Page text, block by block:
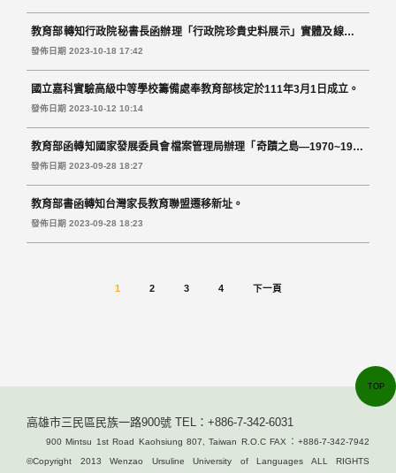
教育部轉知行政院秘書長函辦理「行政院珍貴史料展示」實體及線上檔
案展。
發佈日期 2023-10-18 17:42
國立嘉科實驗高級中等學校籌備處奉教育部核定於111年3月1日成立。
發佈日期 2023-10-12 10:14
教育部函轉知國家發展委員會檔案管理局辦理「奇蹟之島—1970~1980
從開發到保育臺灣建設檔案特展」。
發佈日期 2023-09-28 18:27
教育部書函轉知台灣家長教育聯盟遷移新址。
發佈日期 2023-09-28 18:23
1 2 3 4 下一頁
高雄市三民區民族一路900號 TEL：+886-7-342-6031
900 Mintsu 1st Road Kaohsiung 807, Taiwan R.O.C FAX：+886-7-342-7942
©Copyright 2013 Wenzao Ursuline University of Languages ALL RIGHTS
TOP